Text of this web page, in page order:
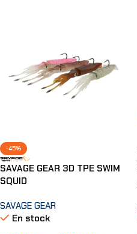
-45%
SAVAGE GEAR 3D TPE SWIM
SQUID
SAVAGE GEAR
En stock